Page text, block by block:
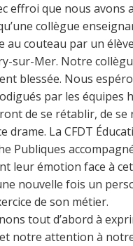
effroi que nous avons
collègue
au couteau par un
sur-Mer. Notre
blessée. Nous
par les équipes
de se rétablir, de se
drame. La CFDT
Publiques
leur émotion face à
nouvelle fois un
de son métier.
tout d’abord à
notre attention à